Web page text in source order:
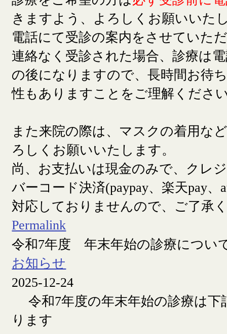
きますよう、よろしくお願いいた
電話にて受診の案内をさせていた
連絡なく受診された場合、診療は
の後になりますので、長時間お待
性もありますことをご理解くださ
また来院の際は、マスクの着用な
ろしくお願いいたします。
尚、お支払いは現金のみで、クレ
バーコード決済(paypay、楽天pay、
対応しておりませんので、ご了承
Permalink
令和7年度 年末年始の診療につい
お知らせ
2025-12-24
令和7年度の年末年始の診療は下
ります